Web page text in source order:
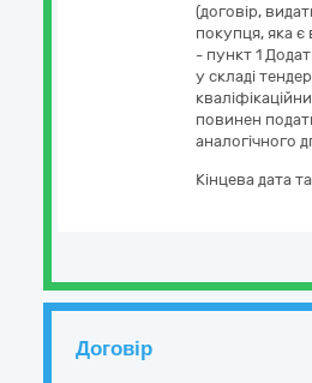
(договір,
покупця, яка є
- пункт 1
у складі
повинен
аналогічного
Кінцева дата
Договір